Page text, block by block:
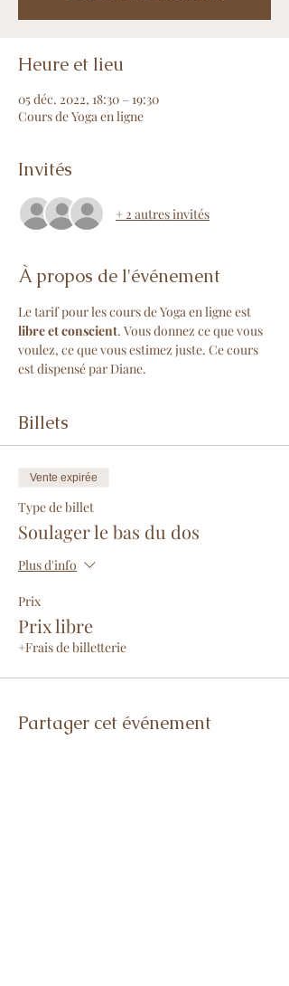
Heure et lieu
05 déc. 2022, 18:30 – 19:30
Cours de Yoga en ligne
Invités
+ 2 autres invités
À propos de l'événement
Le tarif pour les cours de Yoga en ligne est
libre et conscient. Vous donnez ce que vous
voulez, ce que vous estimez juste. Ce cours
est dispensé par Diane.
Billets
Vente expirée
Type de billet
Soulager le bas du dos
Plus d'info
Prix
Prix libre
+Frais de billetterie
Partager cet événement